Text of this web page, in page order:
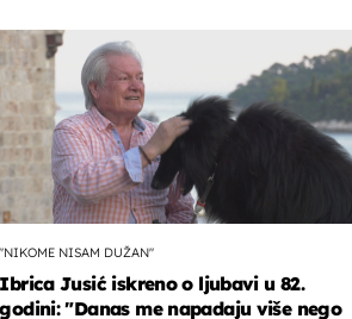
"NIKOME NISAM DUŽAN"
Ibrica Jusić iskreno o ljubavi u 82.
godini: "Danas me napadaju više nego